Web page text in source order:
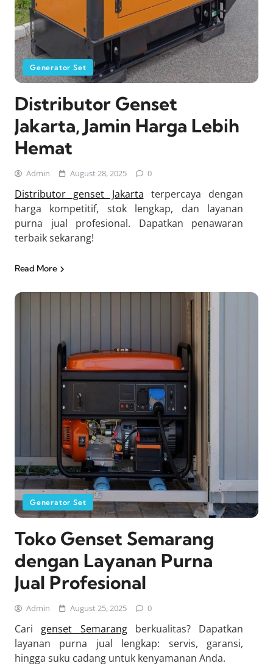
Generator Set
Distributor Genset
Jakarta, Jamin Harga Lebih
Hemat
Admin August 28, 2025 0
Distributor genset Jakarta terpercaya dengan
harga kompetitif, stok lengkap, dan layanan
purna jual profesional. Dapatkan penawaran
terbaik sekarang!
Read More
Generator Set
Toko Genset Semarang
dengan Layanan Purna
Jual Profesional
Admin August 25, 2025 0
Cari genset Semarangberkualitas? Dapatkan
layanan purna jual lengkap: servis, garansi,
hingga suku cadang untuk kenyamanan Anda.